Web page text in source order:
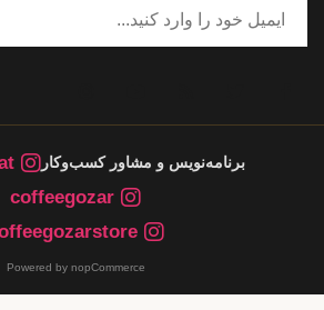
برنامه‌نویس و مشاور کسب‌وکار
coffeegozar
Powered by nopCommerce